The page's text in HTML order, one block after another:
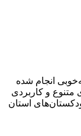
انجام شده
متنوع و کاربردی
استان